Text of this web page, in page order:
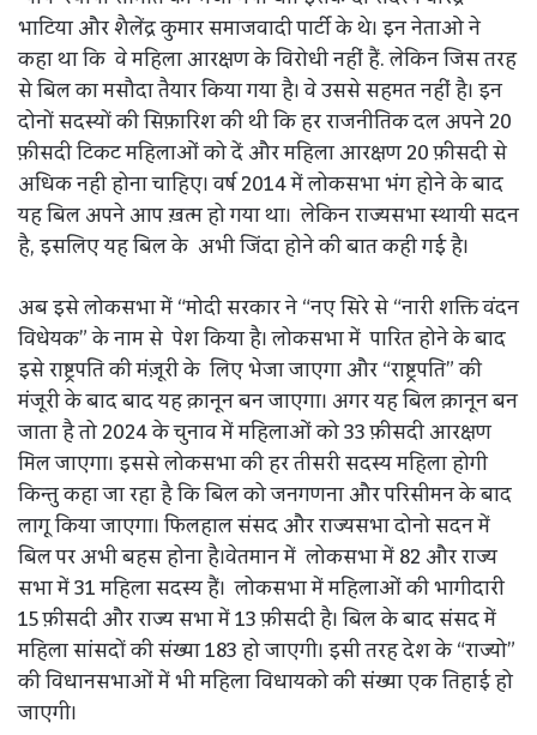
भाटिया और शैलेंद्र कुमार समाजवादी पार्टी के थे। इन नेताओ ने
कहा था कि वे महिला आरक्षण के विरोधी नहीं हैं. लेकिन जिस तरह
से बिल का मसौदा तैयार किया गया है। वे उससे सहमत नहीं है। इन
दोनों सदस्यों की सिफ़ारिश की थी कि हर राजनीतिक दल अपने 20
फ़ीसदी टिकट महिलाओं को दें और महिला आरक्षण 20 फ़ीसदी से
अधिक नही होना चाहिए। वर्ष 2014 में लोकसभा भंग होने के बाद
यह बिल अपने आप ख़त्म हो गया था। लेकिन राज्यसभा स्थायी सदन
है, इसलिए यह बिल के अभी जिंदा होने की बात कही गई है।
अब इसे लोकसभा में “मोदी सरकार ने “नए सिरे से “नारी शक्ति वंदन
विधेयक” के नाम से पेश किया है। लोकसभा में पारित होने के बाद
इसे राष्ट्रपति की मंज़ूरी के लिए भेजा जाएगा और “राष्ट्रपति” की
मंजूरी के बाद बाद यह क़ानून बन जाएगा। अगर यह बिल क़ानून बन
जाता है तो 2024 के चुनाव में महिलाओं को 33 फ़ीसदी आरक्षण
मिल जाएगा। इससे लोकसभा की हर तीसरी सदस्य महिला होगी
किन्तु कहा जा रहा है कि बिल को जनगणना और परिसीमन के बाद
लागू किया जाएगा। फिलहाल संसद और राज्यसभा दोनो सदन में
बिल पर अभी बहस होना है।वेतमान में लोकसभा में 82 और राज्य
सभा में 31 महिला सदस्य हैं। लोकसभा में महिलाओं की भागीदारी
15 फ़ीसदी और राज्य सभा में 13 फ़ीसदी है। बिल के बाद संसद में
महिला सांसदों की संख्या 183 हो जाएगी। इसी तरह देश के “राज्यो”
की विधानसभाओं में भी महिला विधायको की संख्या एक तिहाई हो
जाएगी।